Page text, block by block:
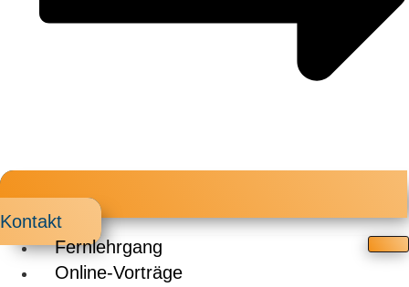
Kontakt
Fernlehrgang
Online-Vorträge